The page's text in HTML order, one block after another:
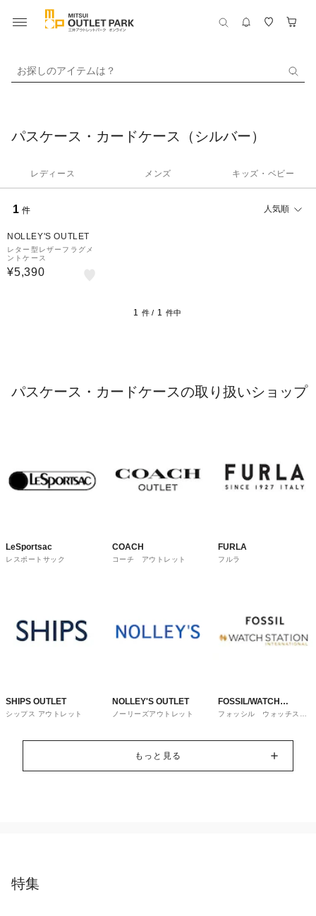
お探しのアイテムは？
パスケース・カードケース（シルバー）
レディース メンズ キッズ・ベビー
1 件 人気順
NOLLEY'S OUTLET
レター型レザーフラグメ
ントケース
¥5,390
1 件 / 1 件中
パスケース・カードケースの取り扱いショップ
LeSportsac
レスポートサック
COACH
コーチ アウトレット
FURLA
フルラ
SHIPS OUTLET
シップス アウトレット
NOLLEY'S OUTLET
ノーリーズアウトレット
FOSSIL/WATCH
STATION
フォッシル ウォッチステ
もっと見る
特集